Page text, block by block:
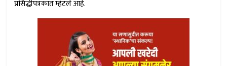
प्रसिद्धीपत्रकात म्हंटले आहे.